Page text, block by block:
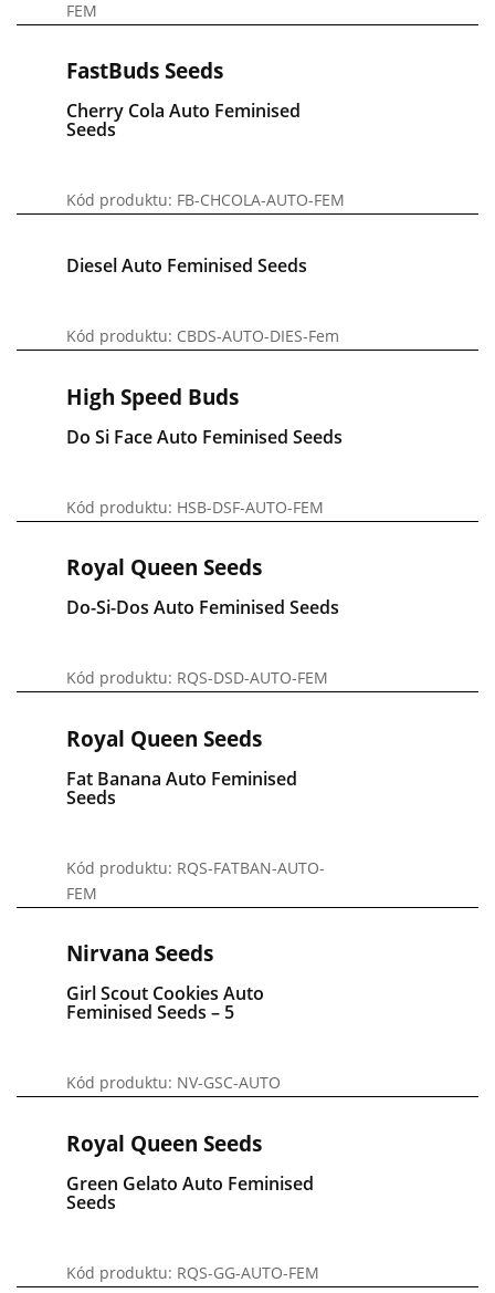
FEM
FastBuds Seeds
Cherry Cola Auto Feminised
Seeds
Kód produktu: FB-CHCOLA-AUTO-FEM
Diesel Auto Feminised Seeds
Kód produktu: CBDS-AUTO-DIES-Fem
High Speed Buds
Do Si Face Auto Feminised Seeds
Kód produktu: HSB-DSF-AUTO-FEM
Royal Queen Seeds
Do-Si-Dos Auto Feminised Seeds
Kód produktu: RQS-DSD-AUTO-FEM
Royal Queen Seeds
Fat Banana Auto Feminised
Seeds
Kód produktu: RQS-FATBAN-AUTO-
FEM
Nirvana Seeds
Girl Scout Cookies Auto
Feminised Seeds – 5
Kód produktu: NV-GSC-AUTO
Royal Queen Seeds
Green Gelato Auto Feminised
Seeds
Kód produktu: RQS-GG-AUTO-FEM